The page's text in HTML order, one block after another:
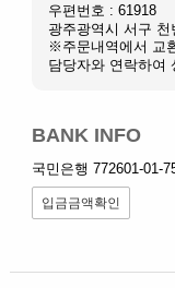
우편번호 : 61918
광주광역시 서구
※주문내역에서 교
담당자와 연락하여
BANK INFO
국민은행 772601-01-
입금금액확인